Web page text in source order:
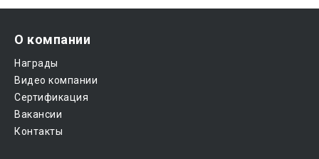
О компании
Награды
Видео компании
Сертификация
Вакансии
Контакты